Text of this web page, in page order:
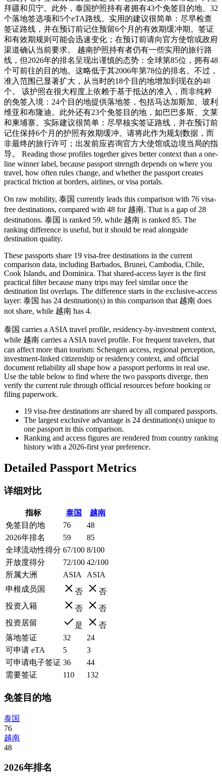
拜疆和贝宁。此外，泰国护照持有者拥有43个免签目的地、32
个落地签选项和5个eTA路线。实用的建议很简单：尽早检查
签证路线，并在预订前记住预留6个月的有效期缓冲期。签证
和有效期规则可能会迅速变化；在预订前请向官方使馆或政府
渠道确认当前要求。 越南护照持有者仍有一些实用的旅行路
线，但2026年的排名呈现出谨慎的态势：全球第85位，拥有48
个可前往的目的地。这略低于其2006年第78位的排名。不过，
准入范围已显著扩大，从当时的18个目的地增加到现在的48
个。 该护照在很大程度上依赖于基于抵达的准入，而非纯粹
的免签入境：24个目的地提供落地签，包括马达加斯加、玻利
维亚和布隆迪。此外还有23个免签目的地，如巴巴多斯、文莱
和柬埔寨。实际建议很简单：尽早核实签证路线，并在预订前
记住保持6个月的护照有效期缓冲。请将此作为规划数据，而
非最终的旅行许可；出发前应咨询官方大使馆或边境当局的指
导。 Reading those profiles together gives better context than a one-
line winner label, because passport strength depends on where you
travel, how often rules change, and whether the passport creates
practical friction at borders, airlines, or visa portals.
On raw mobility, 泰国 currently leads this comparison with 76 visa-
free destinations, compared with 48 for 越南. That is a gap of 28
destinations. 泰国 is ranked 59, while 越南 is ranked 85. The
ranking difference is useful, but it should be read alongside
destination quality.
These passports share 19 visa-free destinations in the current
comparison data, including Barbados, Brunei, Cambodia, Chile,
Cook Islands, and Dominica. That shared-access layer is the first
practical filter because many trips may feel similar once the
destination list overlaps. The difference starts in the exclusive-access
layer: 泰国 has 24 destination(s) in this comparison that 越南 does
not share, while 越南 has 4.
泰国 carries a ASIA travel profile, residency-by-investment context,
while 越南 carries a ASIA travel profile. For frequent travelers, that
can affect more than tourism: Schengen access, regional perception,
investment-linked citizenship or residency context, and official
document reliability all shape how a passport performs in real use.
Use the table below to find where the two passports diverge, then
verify the current rule through official resources before booking or
filing paperwork.
19 visa-free destinations are shared by all compared passports.
The largest exclusive advantage is 24 destination(s) unique to
one passport in this comparison.
Ranking and access figures are rendered from country ranking
history with a 2026-first year preference.
Detailed Passport Metrics
详细对比
指标 泰国
越南
免签目的地
76
48
2026年排名
59
85
全球流动性得分 67/100 8/100
开放度得分
72/100 42/100
所属大洲
ASIA
ASIA
申根成员国
否
否
投资入籍
否
否
投资居留
是
否
落地签证
32
24
可申请 eTA
5
3
可申请电子签证 36
44
需要签证
110 132
免签目的地
泰国
76
越南
48
2026年排名